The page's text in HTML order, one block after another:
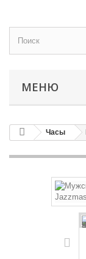
МЕНЮ
Часы